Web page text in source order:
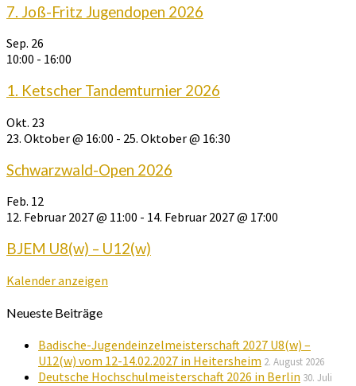
7. Joß-Fritz Jugendopen 2026
Sep. 26
10:00 - 16:00
1. Ketscher Tandemturnier 2026
Okt. 23
23. Oktober @ 16:00 - 25. Oktober @ 16:30
Schwarzwald-Open 2026
Feb. 12
12. Februar 2027 @ 11:00 - 14. Februar 2027 @ 17:00
BJEM U8(w) – U12(w)
Kalender anzeigen
Neueste Beiträge
Badische-Jugendeinzelmeisterschaft 2027 U8(w) –
U12(w) vom 12-14.02.2027 in Heitersheim 2. August 2026
Deutsche Hochschulmeisterschaft 2026 in Berlin 30. Juli